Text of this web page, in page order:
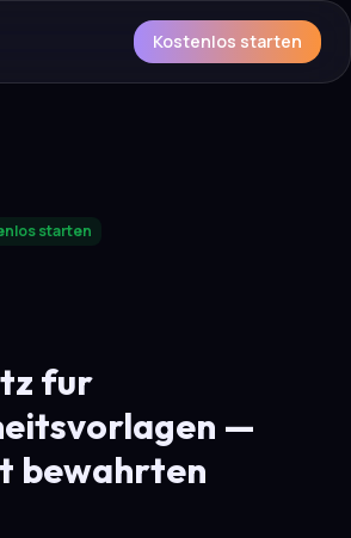
Kostenlos starten
fur Gewohnheitsvorlagen
starten
fur
—
bewahrten